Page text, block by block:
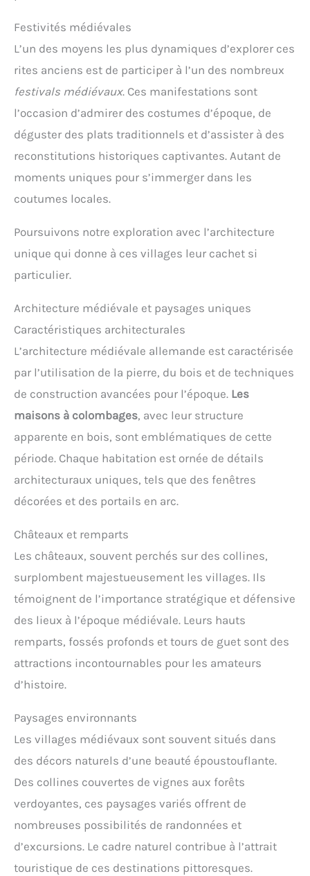
Festivités médiévales
L’un des moyens les plus dynamiques d’explorer ces
rites anciens est de participer à l’un des nombreux
festivals médiévaux. Ces manifestations sont
l’occasion d’admirer des costumes d’époque, de
déguster des plats traditionnels et d’assister à des
reconstitutions historiques captivantes. Autant de
moments uniques pour s’immerger dans les
coutumes locales.
Poursuivons notre exploration avec l’architecture
unique qui donne à ces villages leur cachet si
particulier.
Architecture médiévale et paysages uniques
Caractéristiques architecturales
L’architecture médiévale allemande est caractérisée
par l’utilisation de la pierre, du bois et de techniques
de construction avancées pour l’époque. Les
maisons à colombages, avec leur structure
apparente en bois, sont emblématiques de cette
période. Chaque habitation est ornée de détails
architecturaux uniques, tels que des fenêtres
décorées et des portails en arc.
Châteaux et remparts
Les châteaux, souvent perchés sur des collines,
surplombent majestueusement les villages. Ils
témoignent de l’importance stratégique et défensive
des lieux à l’époque médiévale. Leurs hauts
remparts, fossés profonds et tours de guet sont des
attractions incontournables pour les amateurs
d’histoire.
Paysages environnants
Les villages médiévaux sont souvent situés dans
des décors naturels d’une beauté époustouflante.
Des collines couvertes de vignes aux forêts
verdoyantes, ces paysages variés offrent de
nombreuses possibilités de randonnées et
d’excursions. Le cadre naturel contribue à l’attrait
touristique de ces destinations pittoresques.